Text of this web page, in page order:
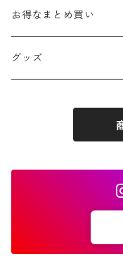
お得なまとめ買い
グッズ